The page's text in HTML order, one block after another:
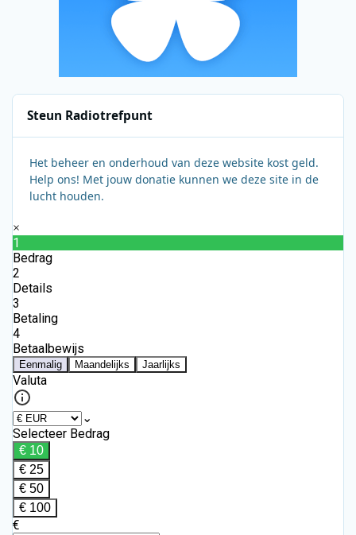
Steun Radiotrefpunt
Het beheer en onderhoud van deze website kost geld.
Help ons! Met jouw donatie kunnen we deze site in de
lucht houden.